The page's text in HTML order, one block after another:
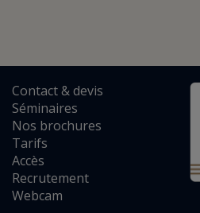
Contact&devis
Séminaires
Nos brochures
Tarifs
Accès
Recrutement
Webcam